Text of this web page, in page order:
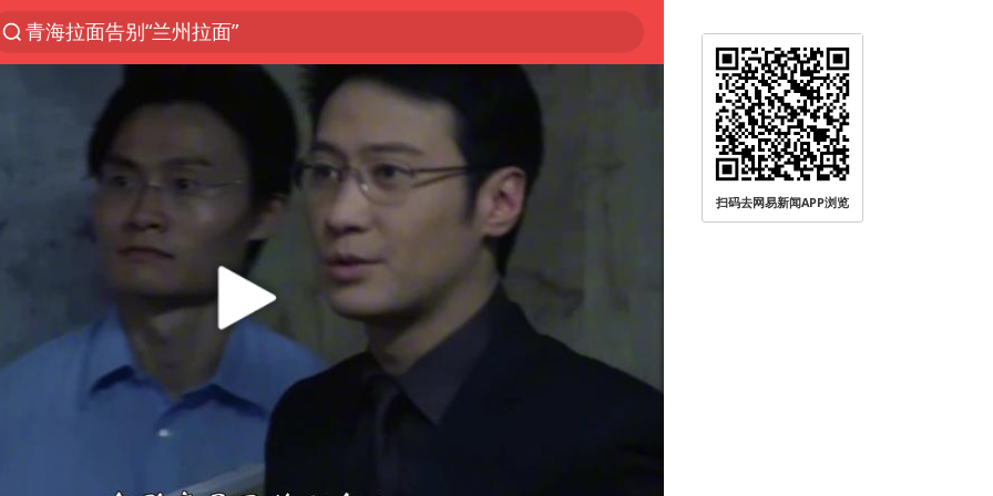
青海拉面告别“兰州拉面”
我国编制完成新版全月地质图
法国下周开始禁止未经同意的电话营销
台风白海豚或吞掉台风鲸鱼
巡查组提问 工作人员偷用手机查答案
看守所辅警收受10万获刑1年
宇树科技 打新
多地要求领导干部带头休假
80后女柜员逆袭成4200亿银行副行长
扫码去网易新闻APP浏览